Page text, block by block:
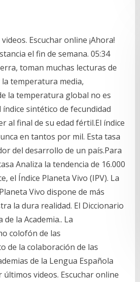
Escuchar online ¡Ahora!
el fin de semana. 05:34
toman muchas lecturas de
temperatura media,
la temperatura global no es
sintético de fecundidad
al final de su edad fértil.El índice
en tantos por mil. Esta tasa
del desarrollo de un país.Para
Analiza la tendencia de 16.000
el Índice Planeta Vivo (IPV). La
Vivo dispone de más
la dura realidad. El Diccionario
la Academia.. La
colofón de las
de la colaboración de las
de la Lengua Española
últimos videos. Escuchar online